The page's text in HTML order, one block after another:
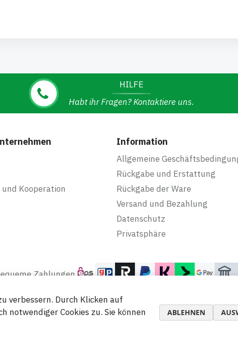
HILFE
Habt ihr Fragen? Kontaktiere uns.
Kooperation
Information
Allgemeine
Rückgabe und Erstattung
Rückgabe der Ware
Versand und Bezahlung
Datenschutz
Privatsphäre
Zahlungen
verbessern. Durch Klicken auf
notwendiger Cookies zu. Sie können
ABLEHNEN